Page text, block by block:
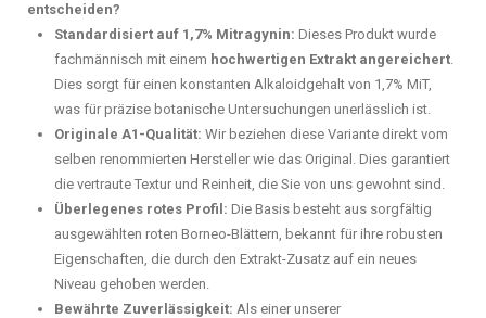
entscheiden?
Standardisiert auf 1,7% Mitragynin: Dieses Produkt wurde
fachmännisch mit einem hochwertigen Extrakt angereichert.
Dies sorgt für einen konstanten Alkaloidgehalt von 1,7% MiT,
was für präzise botanische Untersuchungen unerlässlich ist.
Originale A1-Qualität: Wir beziehen diese Variante direkt vom
selben renommierten Hersteller wie das Original. Dies garantiert
die vertraute Textur und Reinheit, die Sie von uns gewohnt sind.
Überlegenes rotes Profil: Die Basis besteht aus sorgfältig
ausgewählten roten Borneo-Blättern, bekannt für ihre robusten
Eigenschaften, die durch den Extrakt-Zusatz auf ein neues
Niveau gehoben werden.
Bewährte Zuverlässigkeit: Als einer unserer